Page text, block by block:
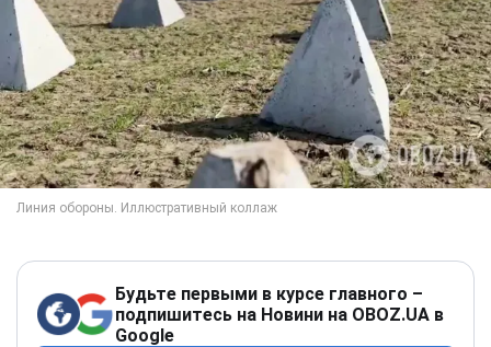
Будьте первыми в курсе главного –
подпишитесь на Новини на OBOZ.UA в
Google